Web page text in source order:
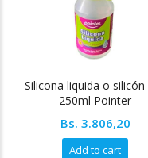
Silicona liquida o
250ml Pointer
Bs. 3.806,20
Add to cart